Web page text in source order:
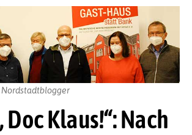
Doc Klaus!“: Nach
Nordstadtblogger